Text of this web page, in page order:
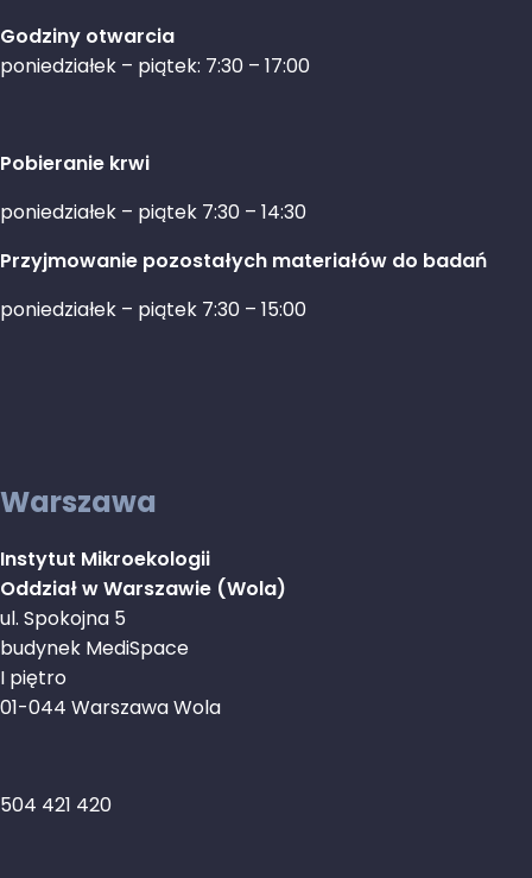
Godziny otwarcia
poniedziałek – piątek: 7:30 – 17:00
Pobieranie krwi
poniedziałek – piątek 7:30 – 14:30
Przyjmowanie pozostałych materiałów do badań
poniedziałek – piątek 7:30 – 15:00
Warszawa
Instytut Mikroekologii
Oddział w Warszawie (Wola)
ul. Spokojna 5
budynek MediSpace
I piętro
01-044 Warszawa Wola
504 421 420